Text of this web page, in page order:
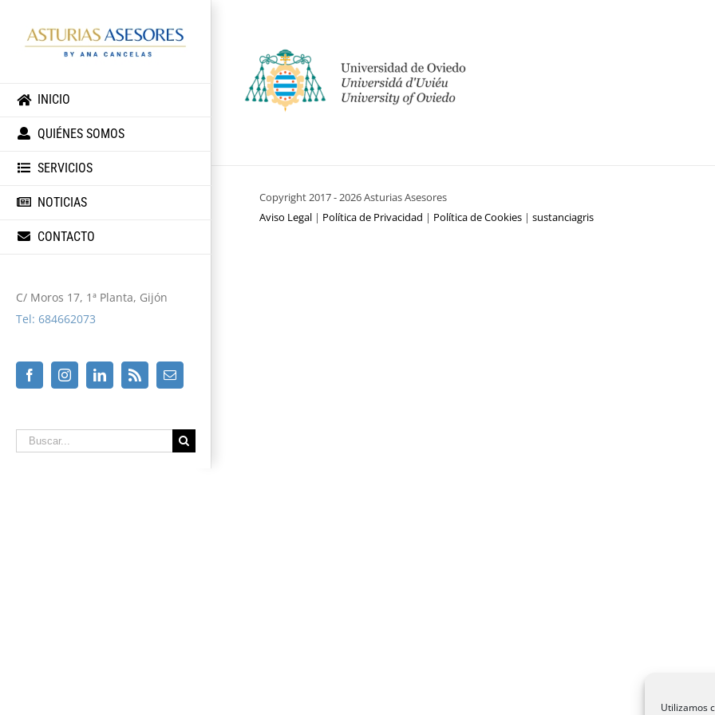
Utilizamos
INICIO
QUIÉNES SOMOS
SERVICIOS
NOTICIAS
CONTACTO
C/ Moros 17, 1ª Planta, Gijón
Tel: 684662073
FacebookInstagramLinkedin Email
Buscar
Copyright 2017 -2026 Asturias Asesores
Aviso Legal | Política de Privacidad | Política de Cookies | sustanciagris